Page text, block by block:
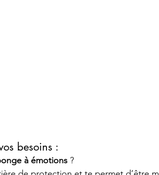
besoins :
à émotions ?